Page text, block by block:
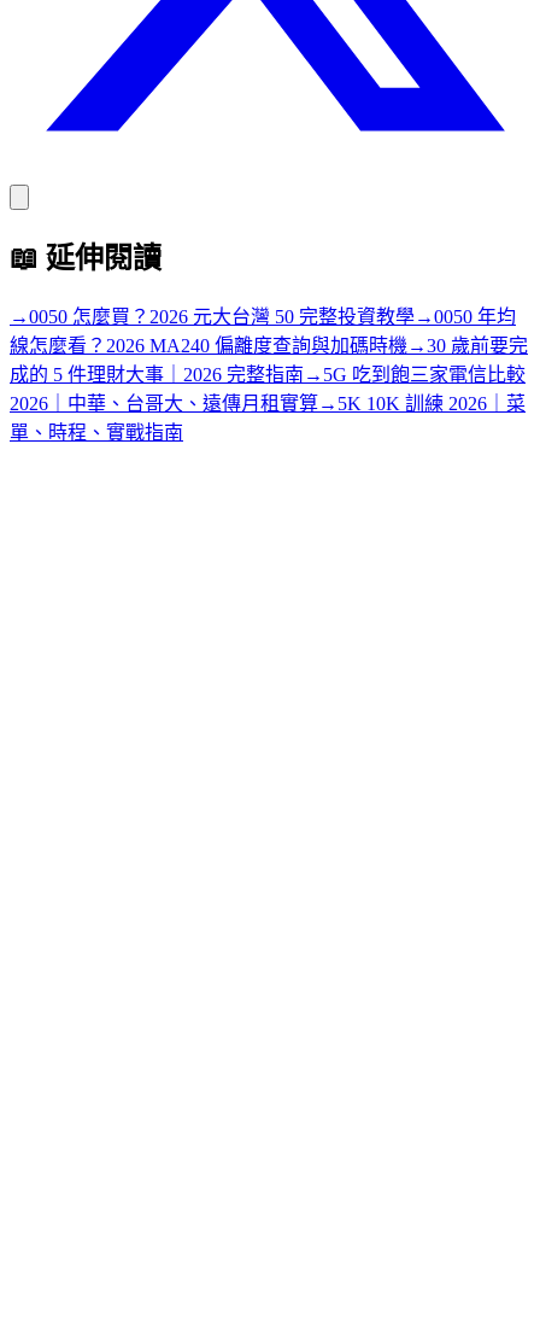
📖 延伸閱讀
→0050 怎麼買？2026 元大台灣 50 完整投資教學→0050 年均
線怎麼看？2026 MA240 偏離度查詢與加碼時機 →30 歲前要完
成的 5 件理財大事｜2026 完整指南 → 5G 吃到飽三家電信比較
2026｜中華、台哥大、遠傳月租實算→ 5K 10K 訓練 2026｜菜
單、時程、實戰指南